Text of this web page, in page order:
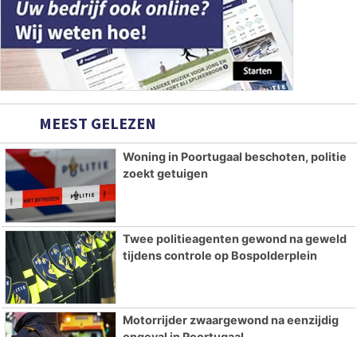
MEEST GELEZEN
Woning in Poortugaal beschoten, politie
zoekt getuigen
Twee politieagenten gewond na geweld
tijdens controle op Bospolderplein
Motorrijder zwaargewond na eenzijdig